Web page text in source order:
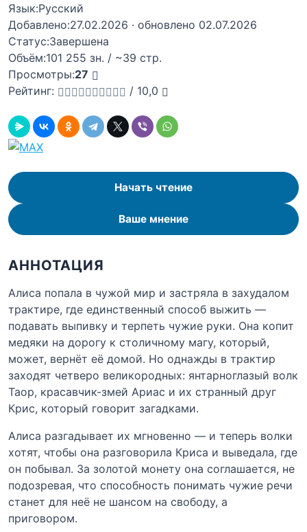
Язык:Русский
Добавлено:27.02.2026 · обновлено 02.07.2026
Статус:Завершена
Объём:101 255 зн. / ~39 стр.
Просмотры:27
Рейтинг:
/ 10,0
Начать чтение
Ваше мнение
АННОТАЦИЯ
Алиса попала в чужой мир и застряла в захудалом
трактире, где единственный способ выжить —
подавать выпивку и терпеть чужие руки. Она копит
медяки на дорогу к столичному магу, который,
может, вернёт её домой. Но однажды в трактир
заходят четверо великородных: янтарноглазый волк
Таор, красавчик-змей Ариас и их странный друг
Крис, который говорит загадками.
Алиса разгадывает их мгновенно — и теперь волки
хотят, чтобы она разговорила Криса и выведала, где
он побывал. За золотой монету она соглашается, не
подозревая, что способность понимать чужие речи
станет для неё не шансом на свободу, а
приговором.